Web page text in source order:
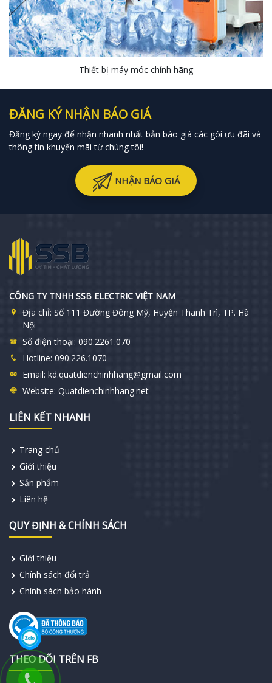
Thiết bị máy móc chính hãng
ĐĂNG KÝ NHẬN BÁO GIÁ
Đăng ký ngay để nhận nhanh nhất bản báo giá các gói ưu đãi và
thông tin khuyến mãi từ chúng tôi!
NHẬN BÁO GIÁ
CÔNG TY TNHH SSB ELECTRIC VIỆT NAM
Địa chỉ: Số 111 Đường Đông Mỹ, Huyện Thanh Trì, TP. Hà
Nội
Số điện thoại: 090.2261.070
Hotline: 090.226.1070
Email: kd.quatdienchinhhang@gmail.com
Website: Quatdienchinhhang.net
LIÊN KẾT NHANH
Trang chủ
Giới thiệu
Sản phẩm
Liên hệ
QUY ĐỊNH & CHÍNH SÁCH
Giới thiệu
Chính sách đổi trả
Chính sách bảo hành
THEO DÕI TRÊN FB